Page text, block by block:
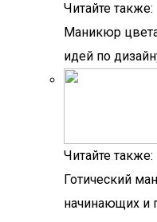
Читайте также:
Маникюр
идей по
Читайте также:
Готический
начинающих и